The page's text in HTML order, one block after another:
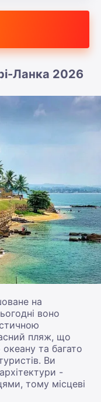
Ланка 2026
на
воно
пляж, що
та багато
Ви
-
тому місцеві